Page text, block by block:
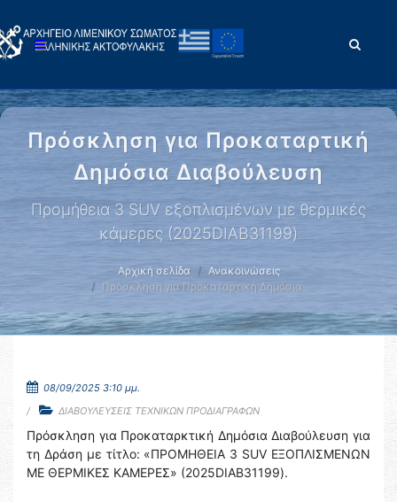
Πρόσκληση για Προκαταρτική
Δημόσια Διαβούλευση
Προμήθεια 3 SUV εξοπλισμένων με θερμικές
κάμερες (2025DIAB31199)
Αρχική σελίδα
Ανακοινώσεις
Πρόσκληση για Προκαταρτική Δημόσια …
08/09/2025 3:10 μμ.
ΔΙΑΒΟΥΛΕΥΣΕΙΣ ΤΕΧΝΙΚΩΝ ΠΡΟΔΙΑΓΡΑΦΩΝ
Πρόσκληση για Προκαταρκτική Δημόσια Διαβούλευση για
τη Δράση με τίτλο: «ΠΡΟΜΗΘΕΙΑ 3 SUV EΞΟΠΛΙΣΜΕΝΩΝ
ΜΕ ΘΕΡΜΙΚΕΣ ΚΑΜΕΡΕΣ» (2025DIAB31199).